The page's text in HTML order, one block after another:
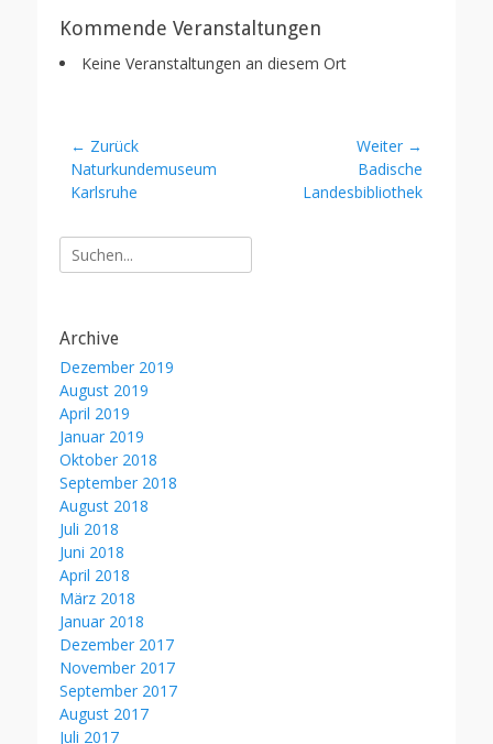
Kommende Veranstaltungen
Keine Veranstaltungen an diesem Ort
Beitragsnavigation
← Zurück
Vorheriger
Beitrag:
Naturkundemuseum
Karlsruhe
Weiter →
Badische
Landesbibliothek
Suche
nach:
Archive
Dezember 2019
August 2019
April 2019
Januar 2019
Oktober 2018
September 2018
August 2018
Juli 2018
Juni 2018
April 2018
März 2018
Januar 2018
Dezember 2017
November 2017
September 2017
August 2017
Juli 2017